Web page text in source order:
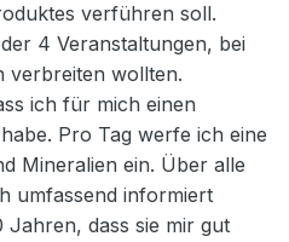
verführen soll.
4 Veranstaltungen, bei
verbreiten wollten.
ich für mich einen
Pro Tag werfe ich eine
Mineralien ein. Über alle
umfassend informiert
Jahren, dass sie mir gut